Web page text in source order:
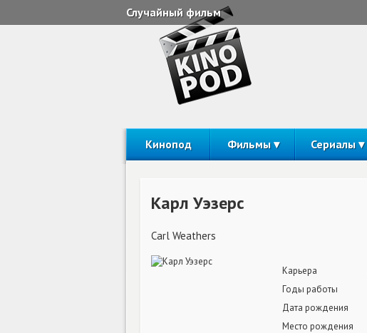
Случайный фильм
Кинопод Фильмы Сериалы
Карл Уэзерс
Carl Weathers
Карьера
Годы работы
Дата рождения
Место рождения